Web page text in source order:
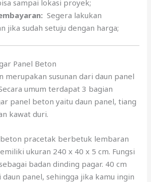
sampai lokasi proyek;
Segera lakukan
jika sudah setuju dengan harga;
Panel Beton
merupakan susunan dari daun panel
umum terdapat 3 bagian
panel beton yaitu daun panel, tiang
kawat duri.
pracetak berbetuk lembaran
ukuran 240 x 40 x 5 cm. Fungsi
badan dinding pagar. 40 cm
panel, sehingga jika kamu ingin